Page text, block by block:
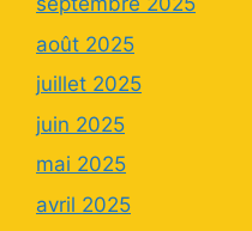
août 2025
juillet 2025
juin 2025
mai 2025
avril 2025